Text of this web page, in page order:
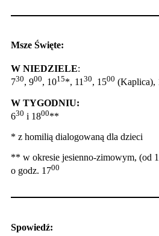
Msze Święte:
W NIEDZIELE:
730, 900, 1015*, 1130, 1500 (Kaplica),
W TYGODNIU:
630 i 1800**
* z homilią dialogowaną dla dzieci
** w okresie jesienno-zimowym, (od
o godz. 1700
Spowiedź: